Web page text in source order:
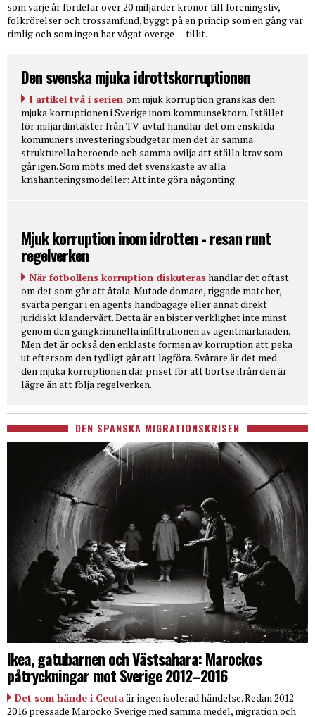
som varje år fördelar över 20 miljarder kronor till föreningsliv,
folkrörelser och trossamfund, byggt på en princip som en gång var
rimlig och som ingen har vågat överge — tillit.
Den svenska mjuka idrottskorruptionen
I artikel två i serien om mjuk korruption granskas den
mjuka korruptionen i Sverige inom kommunsektorn. Istället
för miljardintäkter från TV-avtal handlar det om enskilda
kommuners investeringsbudgetar men det är samma
strukturella beroende och samma ovilja att ställa krav som
går igen. Som möts med det svenskaste av alla
krishanteringsmodeller: Att inte göra någonting.
Mjuk korruption inom idrotten - resan runt
regelverken
När fotbollens korruption diskuteras handlar det oftast
om det som går att åtala. Mutade domare, riggade matcher,
svarta pengar i en agents handbagage eller annat direkt
juridiskt klandervärt. Detta är en bister verklighet inte minst
genom den gängkriminella infiltrationen av agentmarknaden.
Men det är också den enklaste formen av korruption att peka
ut eftersom den tydligt går att lagföra. Svårare är det med
den mjuka korruptionen där priset för att bortse ifrån den är
lägre än att följa regelverken.
DEN SPANSKA MIGRATIONSKRISEN
Ikea, gatubarnen och Västsahara: Marockos
påtryckningar mot Sverige 2012–2016
Det som hände i Ceutaär ingen isolerad händelse. Redan 2012–
2016 pressade Marocko Sverige med samma medel, migration och